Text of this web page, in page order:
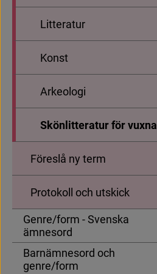
Litteratur
Konst
Arkeologi
Skönlitteratur för vuxna
Föreslå ny term
Protokoll och utskick
Genre/form - Svenska
ämnesord
Barnämnesord och
genre/form